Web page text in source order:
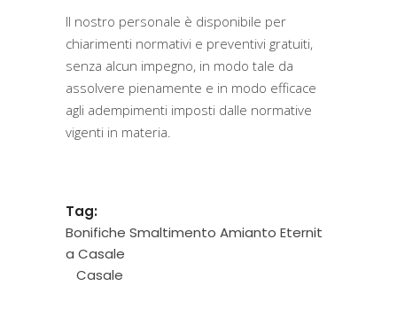
Il nostro personale è disponibile per
chiarimenti normativi e preventivi gratuiti,
senza alcun impegno, in modo tale da
assolvere pienamente e in modo efficace
agli adempimenti imposti dalle normative
vigenti in materia.
Tag:
Bonifiche Smaltimento Amianto Eternit
a Casale
Casale